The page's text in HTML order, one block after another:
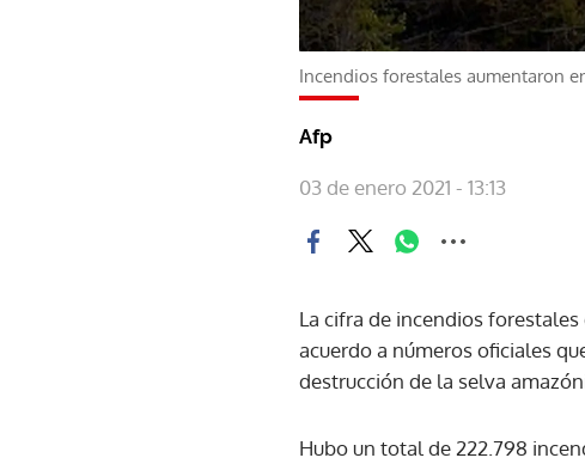
Incendios forestales aumentaron
Afp
03 de enero 2021 - 13:13
La cifra de incendios
acuerdo a números oficiales
destrucción de la selva
Hubo un total de 222.798